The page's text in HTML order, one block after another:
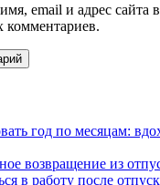
email и адрес сайта
год по месяцам:
возвращение из
в работу после